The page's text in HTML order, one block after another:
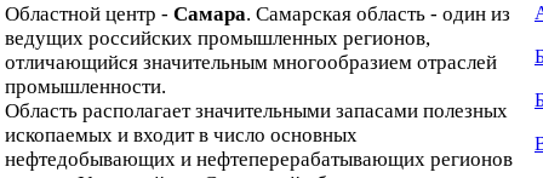
Областной центр - Самара. Самарская область - один из
ведущих российских промышленных регионов,
отличающийся значительным многообразием отраслей
промышленности.
Область располагает значительными запасами полезных
ископаемых и входит в число основных
нефтедобывающих и нефтеперерабатывающих регионов